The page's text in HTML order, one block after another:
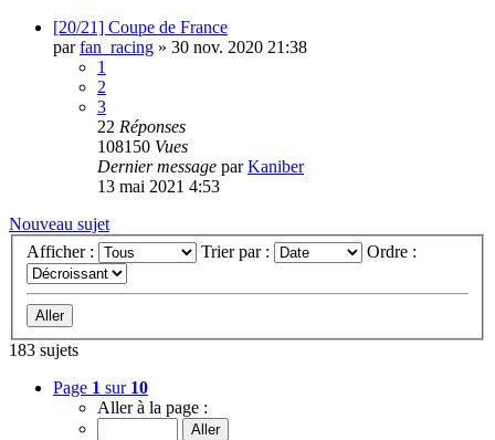
[20/21] Coupe de France
parfan_racing » 30 nov. 2020 21:38
1
2
3
22 Réponses
108150 Vues
Dernier message parKaniber
13 mai 2021 4:53
Nouveau sujet
Afficher :
Trier par : Ordre :
183 sujets
Page 1 sur 10
Aller à la page :